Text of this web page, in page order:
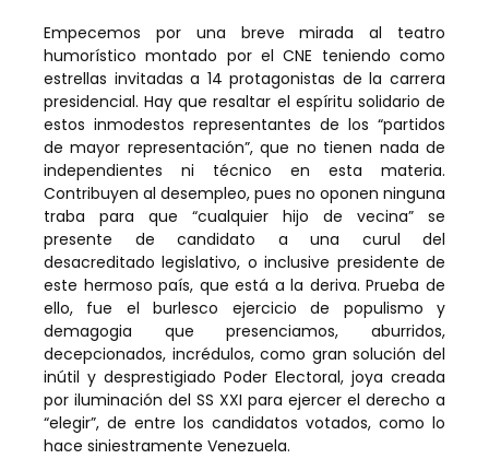
Empecemos por una breve mirada al teatro
humorístico montado por el CNE teniendo como
estrellas invitadas a 14 protagonistas de la carrera
presidencial. Hay que resaltar el espíritu solidario de
estos inmodestos representantes de los “partidos
de mayor representación”, que no tienen nada de
independientes ni técnico en esta materia.
Contribuyen al desempleo, pues no oponen ninguna
traba para que “cualquier hijo de vecina” se
presente de candidato a una curul del
desacreditado legislativo, o inclusive presidente de
este hermoso país, que está a la deriva. Prueba de
ello, fue el burlesco ejercicio de populismo y
demagogia que presenciamos, aburridos,
decepcionados, incrédulos, como gran solución del
inútil y desprestigiado Poder Electoral, joya creada
por iluminación del SS XXI para ejercer el derecho a
“elegir”, de entre los candidatos votados, como lo
hace siniestramente Venezuela.